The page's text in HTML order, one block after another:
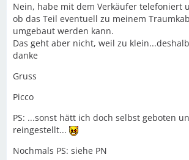
Nein, habe mit dem Verkäufer telefoniert
ob das Teil eventuell zu meinem
umgebaut werden kann.
Das geht aber nicht, weil zu
danke
Gruss
Picco
PS: ...sonst hätt ich doch selbst geboten
reingestellt...
Nochmals PS: siehe PN